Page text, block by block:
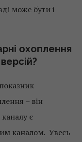
може бути і
охоплення
– він
є
каналом. Увесь